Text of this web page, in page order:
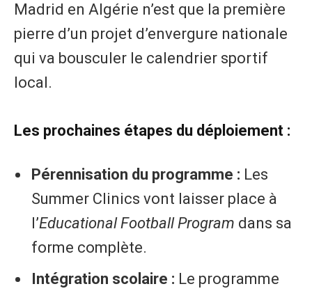
Madrid en Algérie n’est que la première
pierre d’un projet d’envergure nationale
qui va bousculer le calendrier sportif
local.
​Les prochaines étapes du déploiement :
Pérennisation du programme : Les
Summer Clinics vont laisser place à
l’Educational Football Program dans sa
forme complète.
Intégration scolaire : Le programme